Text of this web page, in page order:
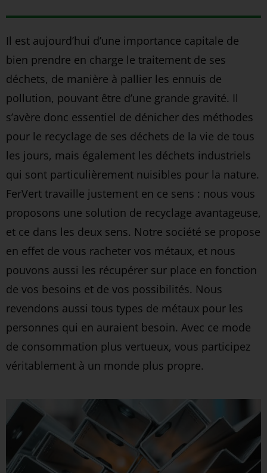
Il est aujourd’hui d’une importance capitale de
bien prendre en charge le traitement de ses
déchets, de manière à pallier les ennuis de
pollution, pouvant être d’une grande gravité. Il
s’avère donc essentiel de dénicher des méthodes
pour le recyclage de ses déchets de la vie de tous
les jours, mais également les déchets industriels
qui sont particulièrement nuisibles pour la nature.
FerVert travaille justement en ce sens : nous vous
proposons une solution de recyclage avantageuse,
et ce dans les deux sens. Notre société se propose
en effet de vous racheter vos métaux, et nous
pouvons aussi les récupérer sur place en fonction
de vos besoins et de vos possibilités. Nous
revendons aussi tous types de métaux pour les
personnes qui en auraient besoin. Avec ce mode
de consommation plus vertueux, vous participez
véritablement à un monde plus propre.